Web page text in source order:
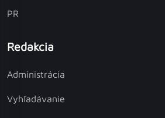
PR
Redakcia
Administrácia
Vyhľadávanie